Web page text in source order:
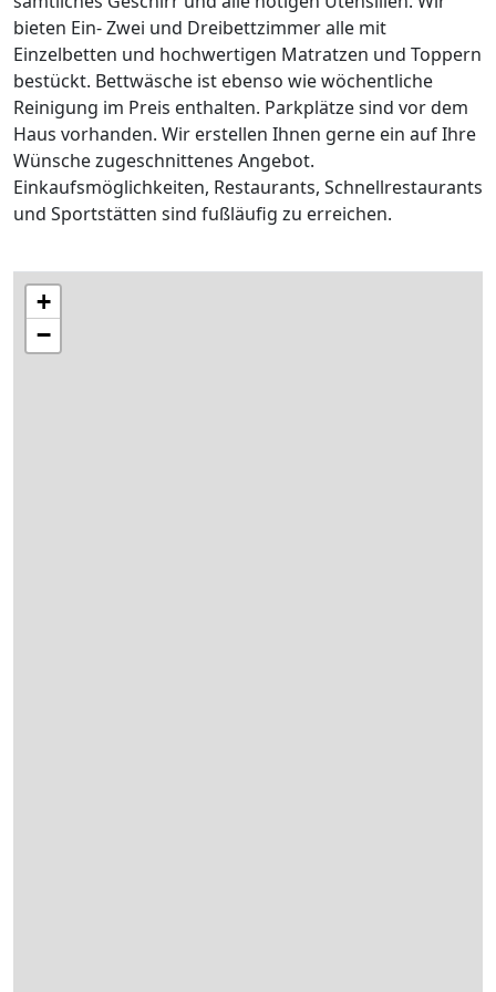
bieten Ein- Zwei und Dreibettzimmer alle mit
Einzelbetten und hochwertigen Matratzen und Toppern
bestückt. Bettwäsche ist ebenso wie wöchentliche
Reinigung im Preis enthalten. Parkplätze sind vor dem
Haus vorhanden. Wir erstellen Ihnen gerne ein auf Ihre
Wünsche zugeschnittenes Angebot.
Einkaufsmöglichkeiten, Restaurants, Schnellrestaurants
und Sportstätten sind fußläufig zu erreichen.
+
−